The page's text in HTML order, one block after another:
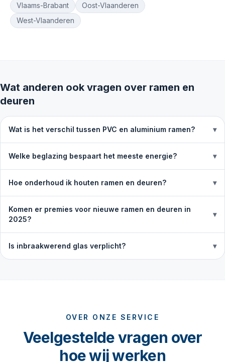
Vlaams-Brabant
Oost-Vlaanderen
West-Vlaanderen
Wat anderen ook vragen over ramen en
deuren
Wat is het verschil tussen PVC en aluminium ramen? ▾
Welke beglazing bespaart het meeste energie? ▾
Hoe onderhoud ik houten ramen en deuren? ▾
Komen er premies voor nieuwe ramen en deuren in
2025?
▾
Is inbraakwerend glas verplicht? ▾
OVER ONZE SERVICE
Veelgestelde vragen over
hoe wij werken